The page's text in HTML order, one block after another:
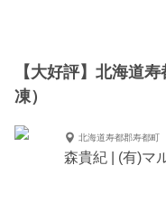
【大好評】北海道
凍）
北海道寿都郡寿都町
森貴紀 | (有)マ